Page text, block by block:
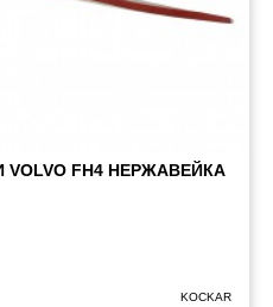
FH4 ​​НЕРЖАВЕЙКА
KOCKAR